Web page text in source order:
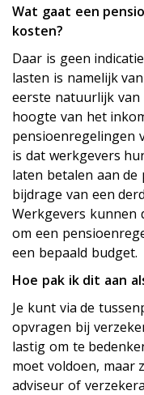
Wat gaat een
kosten?
Daar is geen
lasten is namelijk
eerste natuurlijk van
hoogte van het
pensioenregelingen
is dat werkgevers
laten betalen aan de
bijdrage van een
Werkgevers kunnen
om een
een bepaald budget.
Hoe pak ik dit aan
Je kunt via de
opvragen bij
lastig om te
moet voldoen, maar
adviseur of